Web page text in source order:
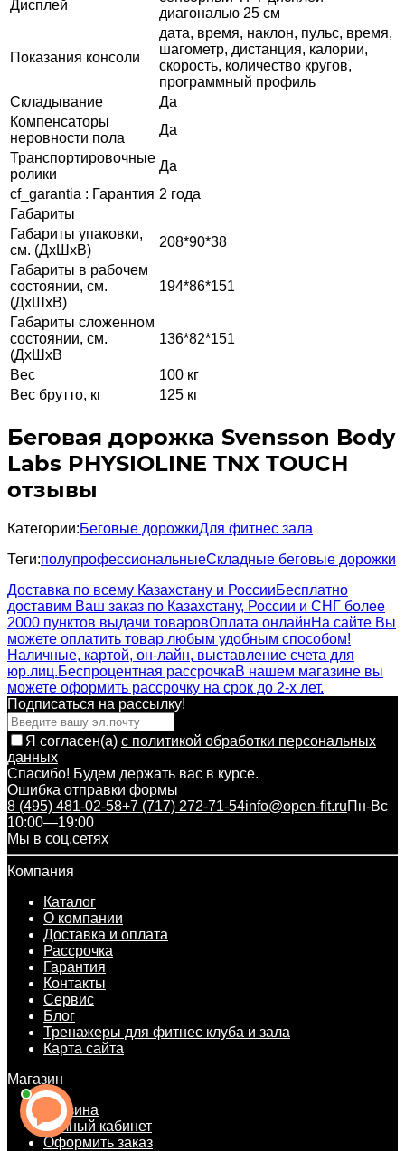
Дисплей
диагональю 25 см
Показания консоли
дата, время, наклон, пульс, время,
шагометр, дистанция, калории,
скорость, количество кругов,
программный профиль
Складывание
Да
Компенсаторы
неровности пола
Да
Транспортировочные
ролики
Да
cf_garantia : Гарантия 2 года
Габариты
Габариты упаковки,
см. (ДхШхВ)
208*90*38
Габариты в рабочем
состоянии, см.
(ДхШхВ)
194*86*151
Габариты сложенном
состоянии, см.
(ДхШхВ
136*82*151
Вес
100 кг
Вес брутто, кг
125 кг
Беговая дорожка Svensson Body
Labs PHYSIOLINE TNX TOUCH
отзывы
Категории:Беговые дорожкиДля фитнес зала
Теги:полупрофессиональныеСкладные беговые дорожки
Доставка по всему Казахстану и РоссииБесплатно
доставим Ваш заказ по Казахстану, России и СНГ более
2000 пунктов выдачи товаровОплата онлайнНа сайте Вы
можете оплатить товар любым удобным способом!
Наличные, картой, он-лайн, выставление счета для
юр.лиц.Беспроцентная рассрочкаВ нашем магазине вы
можете оформить рассрочку на срок до 2-х лет.
Подписаться на рассылкy!
Я согласен(a) с политикой обработки персональных
данных
Спасибо! Будем держать вас в курсе.
Ошибка отправки формы
8 (495) 481-02-58+7 (717) 272-71-54info@open-fit.ruПн-Вс
10:00—19:00
Мы в соц.сетях
Компания
Каталог
О компании
Доставка и оплата
Рассрочка
Гарантия
Контакты
Сервис
Блог
Тренажеры для фитнес клуба и зала
Карта сайта
Магазин
Корзина
Личный кабинет
Оформить заказ